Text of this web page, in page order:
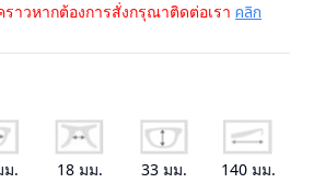
าวหากต้องการสั่งกรุณาติดต่อเรา คลิก
ม. 18มม. 33มม. 140มม.